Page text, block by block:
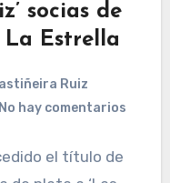
socias de
Estrella
Ruiz
No hay comentarios
el título de